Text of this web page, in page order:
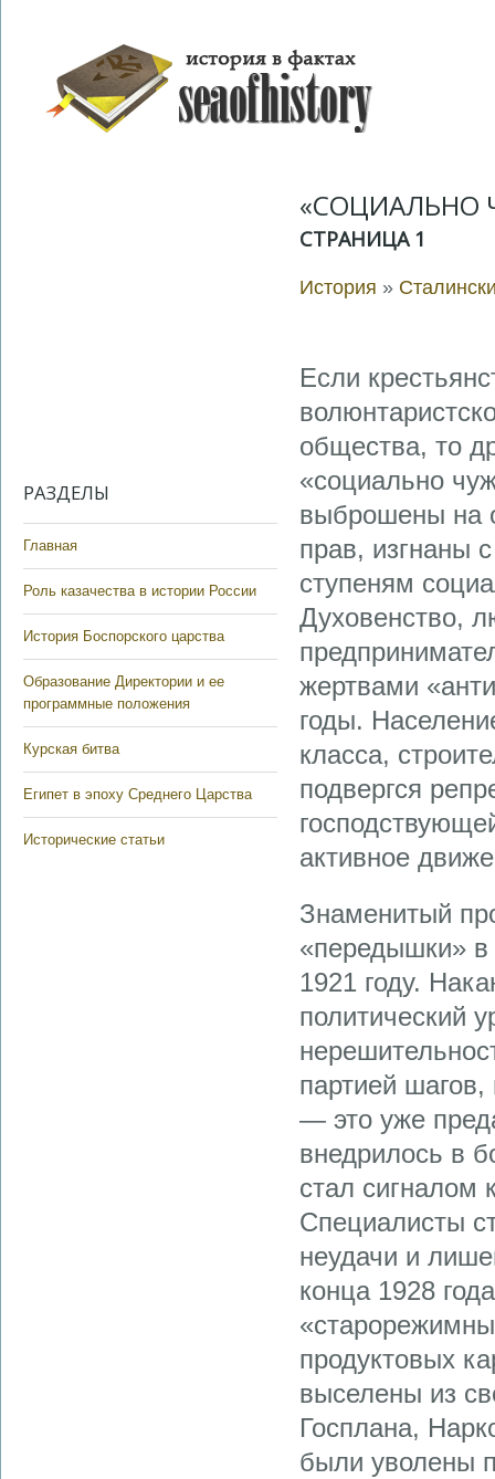
РАЗДЕЛЫ
Главная
Роль казачества в истории России
История Боспорского царства
Образование Директории и ее
программные положения
Курская битва
Египет в эпоху Среднего Царства
Исторические статьи
«СОЦИАЛЬНО
СТРАНИЦА 1
История »
Если
общества, то
«социально
выброшены на
прав, изгнаны
ступеням
Духовенство,
жертвами
годы.
класса,
подвергся
активное
Знаменитый
«передышки» в
1921 году.
политический
партией
— это уже
внедрилось в
стал сигналом
Специалисты
неудачи и
конца 1928
продуктовых
выселены из
Госплана,
были уволены